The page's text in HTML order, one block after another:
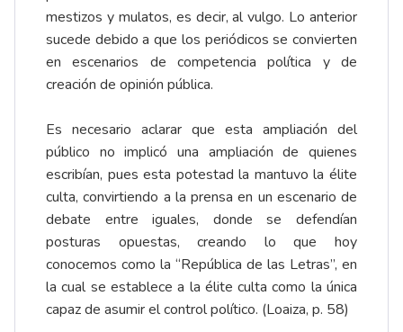
mestizos y mulatos, es decir, al vulgo. Lo anterior
sucede debido a que los periódicos se convierten
en escenarios de competencia política y de
creación de opinión pública.
Es necesario aclarar que esta ampliación del
público no implicó una ampliación de quienes
escribían, pues esta potestad la mantuvo la élite
culta, convirtiendo a la prensa en un escenario de
debate entre iguales, donde se defendían
posturas opuestas, creando lo que hoy
conocemos como la “República de las Letras”, en
la cual se establece a la élite culta como la única
capaz de asumir el control político. (Loaiza, p. 58)